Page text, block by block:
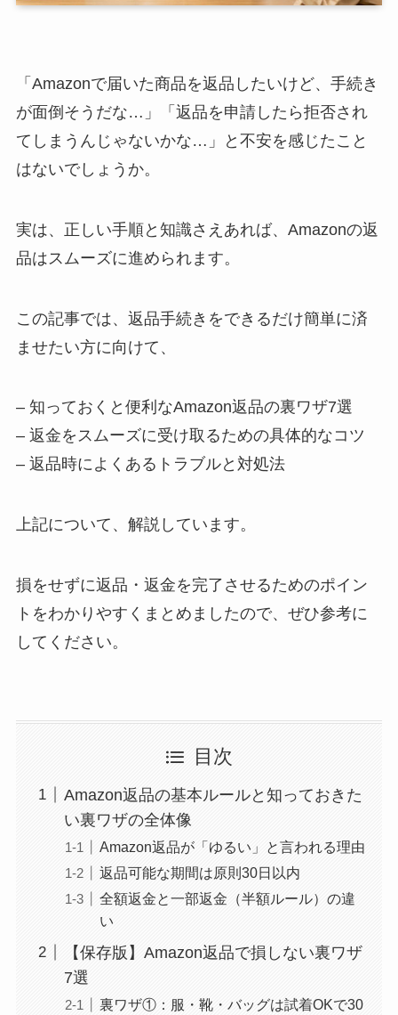
「Amazonで届いた商品を返品したいけど、手続き
が面倒そうだな…」「返品を申請したら拒否され
てしまうんじゃないかな…」と不安を感じたこと
はないでしょうか。
実は、正しい手順と知識さえあれば、Amazonの返
品はスムーズに進められます。
この記事では、返品手続きをできるだけ簡単に済
ませたい方に向けて、
– 知っておくと便利なAmazon返品の裏ワザ7選
– 返金をスムーズに受け取るための具体的なコツ
– 返品時によくあるトラブルと対処法
上記について、解説しています。
損をせずに返品・返金を完了させるためのポイン
トをわかりやすくまとめましたので、ぜひ参考に
してください。
目次
Amazon返品の基本ルールと知っておきた
い裏ワザの全体像
Amazon返品が「ゆるい」と言われる理由
返品可能な期間は原則30日以内
全額返金と一部返金（半額ルール）の違
い
【保存版】Amazon返品で損しない裏ワザ
7選
裏ワザ①：服・靴・バッグは試着OKで30